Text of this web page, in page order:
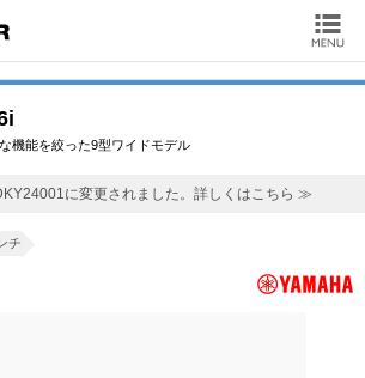
機能を絞った9型ワイドモデル
に変更されました。詳しくはこちら ≫
チ